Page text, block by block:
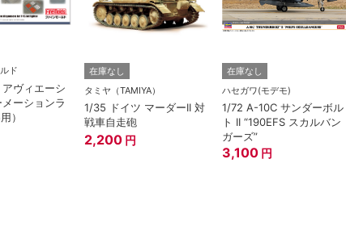
ド
ヴィエーシ
ーションラ
）
在庫なし
タミヤ（TAMIYA）
1/35 ドイツ マーダーII 対
戦車自走砲
2,200 円
在庫なし
ハセガワ(モデモ)
1/72 A-10C サンダーボル
ト II “190EFS スカルバン
ガーズ”
3,100 円